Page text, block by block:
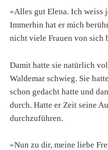
»Alles gut Elena. Ich weiss
Immerhin hat er mich
nicht viele Frauen von sich
Damit hatte sie natürlich
Waldemar schwieg. Sie
schon gedacht hatte und
durch. Hatte er Zeit seine
durchzuführen.
»Nun zu dir, meine liebe